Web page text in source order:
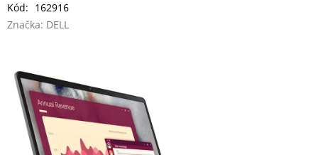
Tiskárny
Akce
a
slevy
Oblíbené
Kód: 162916
Značka: DELL